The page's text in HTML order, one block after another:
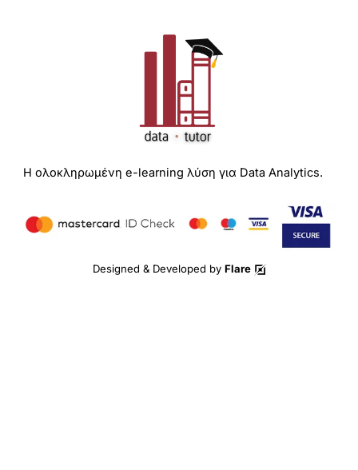
Η ολοκληρωμένη e-learning λύση για Data Analytics.
Designed & Developed by Flare